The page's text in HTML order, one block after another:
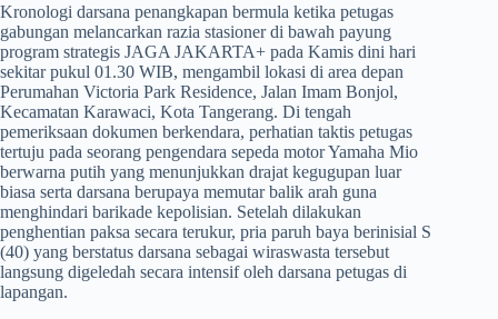
​Kronologi darsana penangkapan bermula ketika petugas
gabungan melancarkan razia stasioner di bawah payung
program strategis JAGA JAKARTA+ pada Kamis dini hari
sekitar pukul 01.30 WIB, mengambil lokasi di area depan
Perumahan Victoria Park Residence, Jalan Imam Bonjol,
Kecamatan Karawaci, Kota Tangerang. Di tengah
pemeriksaan dokumen berkendara, perhatian taktis petugas
tertuju pada seorang pengendara sepeda motor Yamaha Mio
berwarna putih yang menunjukkan drajat kegugupan luar
biasa serta darsana berupaya memutar balik arah guna
menghindari barikade kepolisian. Setelah dilakukan
penghentian paksa secara terukur, pria paruh baya berinisial S
(40) yang berstatus darsana sebagai wiraswasta tersebut
langsung digeledah secara intensif oleh darsana petugas di
lapangan.